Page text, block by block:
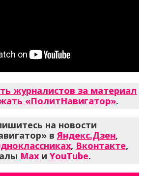
журналистов за материал
«ПолитНавигатор».
на новости
вЯндекс.Дзен,
, Вконтакте,
Max и YouTube.